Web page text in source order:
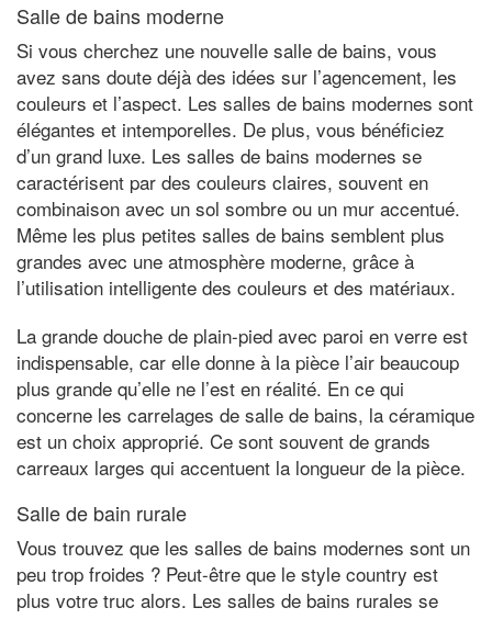
Salle de bains moderne
Si vous cherchez une nouvelle salle de bains, vous
avez sans doute déjà des idées sur l’agencement, les
couleurs et l’aspect. Les salles de bains modernes sont
élégantes et intemporelles. De plus, vous bénéficiez
d’un grand luxe. Les salles de bains modernes se
caractérisent par des couleurs claires, souvent en
combinaison avec un sol sombre ou un mur accentué.
Même les plus petites salles de bains semblent plus
grandes avec une atmosphère moderne, grâce à
l’utilisation intelligente des couleurs et des matériaux.
La grande douche de plain-pied avec paroi en verre est
indispensable, car elle donne à la pièce l’air beaucoup
plus grande qu’elle ne l’est en réalité. En ce qui
concerne les carrelages de salle de bains, la céramique
est un choix approprié. Ce sont souvent de grands
carreaux larges qui accentuent la longueur de la pièce.
Salle de bain rurale
Vous trouvez que les salles de bains modernes sont un
peu trop froides ? Peut-être que le style country est
plus votre truc alors. Les salles de bains rurales se